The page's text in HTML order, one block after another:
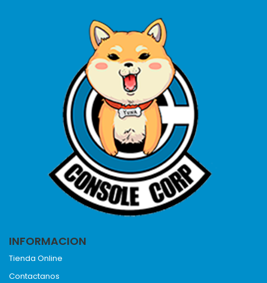
INFORMACION
Tienda Online
Contactanos